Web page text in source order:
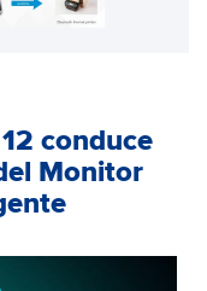
conduce
Monitor